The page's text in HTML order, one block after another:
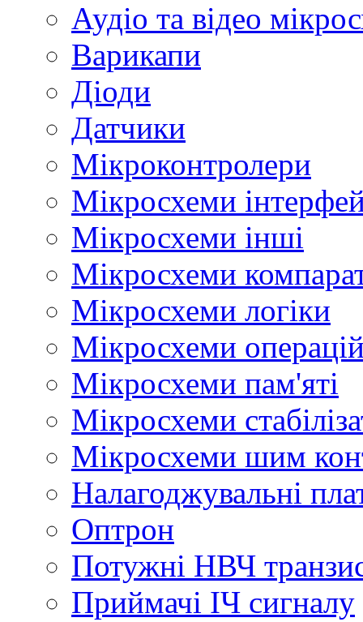
Аудіо та відео
Варикапи
Діоди
Датчики
Мікроконтролери
Мікросхеми
Мікросхеми інші
Мікросхеми
Мікросхеми логіки
Мікросхеми
Мікросхеми пам'яті
Мікросхеми
Мікросхеми шим
Налагоджувальні
Оптрон
Потужні НВЧ
Приймачі ІЧ сигналу